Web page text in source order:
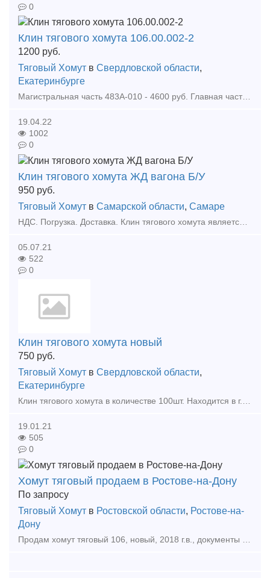
0
Клин тягового хомута 106.00.002-2
1200 руб.
Тяговый Хомут в Свердловской области,
Екатеринбурге
Магистральная часть 483А-010 - 4600 руб. Главная часть 270-023 - 6000 руб Авторежим 265А-4 - 6000 руб Авторегулятор РТРП-675 - 6500 руб Кран 4300В - 1250 руб Кран 4301 - 1450 ру
19.04.22
1002
0
Клин тягового хомута ЖД вагона Б/У
950 руб.
Тяговый Хомут в Самарской области, Самаре
НДС. Погрузка. Доставка. Клин тягового хомута является комплектующим (связующим) звеном автосцепного устройства железнодорожных вагонов - он соединяет хвостовик автосцепки с тяговым хом
05.07.21
522
0
Клин тягового хомута новый
750 руб.
Тяговый Хомут в Свердловской области,
Екатеринбурге
Клин тягового хомута в количестве 100шт. Находится в г.Нижний Тагил, Свердловская обл. По вопросам звоните по телефону. Торг уместен Тип предложения: предлагаю продукцию, услугу
19.01.21
505
0
Хомут тяговый продаем в Ростове-на-Дону
По запросу
Тяговый Хомут в Ростовской области, Ростове-на-
Дону